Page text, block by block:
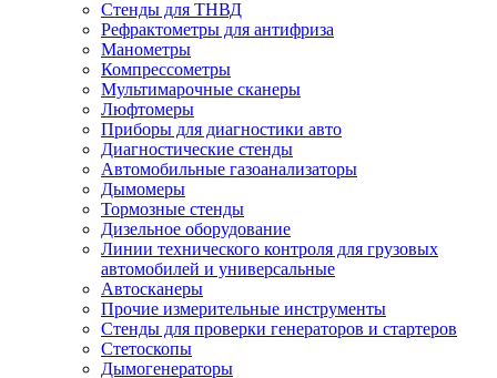
Стенды для ТНВД
Рефрактометры для антифриза
Манометры
Компрессометры
Мультимарочные сканеры
Люфтомеры
Приборы для диагностики авто
Диагностические стенды
Автомобильные газоанализаторы
Дымомеры
Тормозные стенды
Дизельное оборудование
Линии технического контроля для грузовых
автомобилей и универсальные
Автосканеры
Прочие измерительные инструменты
Стенды для проверки генераторов и стартеров
Стетоскопы
Дымогенераторы